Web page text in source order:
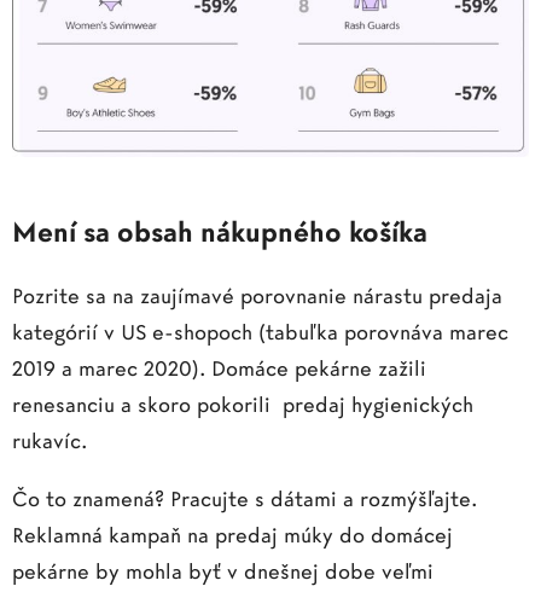
Mení sa obsah nákupného košíka
Pozrite sa na zaujímavé porovnanie nárastu predaja
kategórií v US e-shopoch (tabuľka porovnáva marec
2019 a marec 2020). Domáce pekárne zažili
renesanciu a skoro pokorili predaj hygienických
rukavíc.
Čo to znamená? Pracujte s dátami a rozmýšľajte.
Reklamná kampaň na predaj múky do domácej
pekárne by mohla byť v dnešnej dobe veľmi